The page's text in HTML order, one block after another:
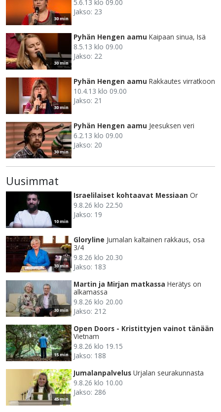
30 min
5.6.13 klo 09.00
Jakso: 23
30 min
Pyhän Hengen aamu Kaipaan sinua, Isä
8.5.13 klo 09.00
Jakso: 22
30 min
Pyhän Hengen aamu Rakkautes virratkoon
10.4.13 klo 09.00
Jakso: 21
30 min
Pyhän Hengen aamu Jeesuksen veri
6.2.13 klo 09.00
Jakso: 20
Uusimmat
10 min
Israelilaiset kohtaavat Messiaan Or
9.8.26 klo 22.50
Jakso: 19
30 min
Gloryline Jumalan kaltainen rakkaus, osa
3/4
9.8.26 klo 20.30
Jakso: 183
30 min
Martin ja Mirjan matkassa Herätys on
alkamassa
9.8.26 klo 20.00
Jakso: 212
15 min
Open Doors - Kristittyjen vainot tänään
Vietnam
9.8.26 klo 19.15
Jakso: 188
45 min
Jumalanpalvelus Urjalan seurakunnasta
9.8.26 klo 10.00
Jakso: 286